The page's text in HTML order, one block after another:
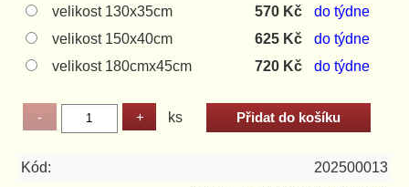
velikost 130x35cm
570 Kč
do týdne
velikost 150x40cm
625 Kč
do týdne
velikost 180cmx45cm
720 Kč do týdne
ks
Kód: 202500013